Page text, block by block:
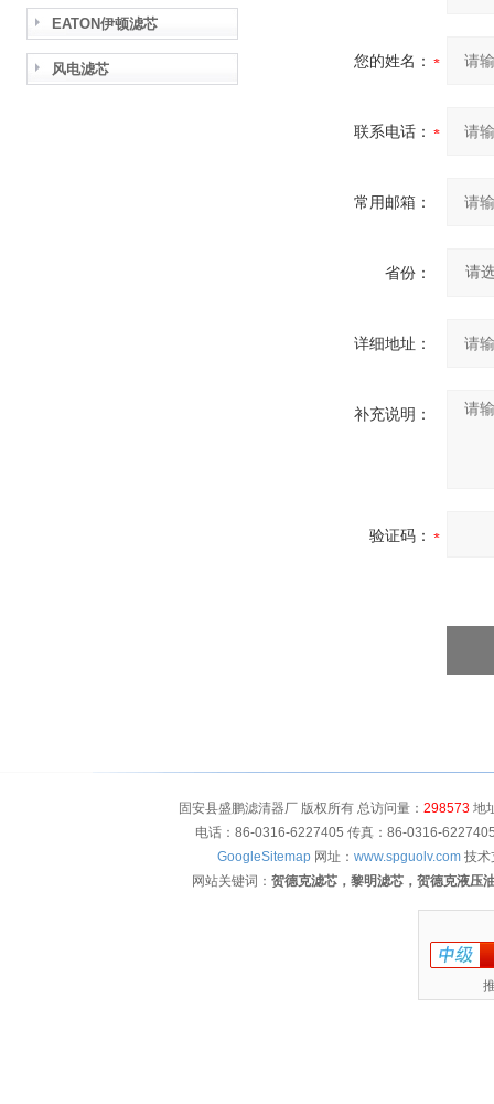
EATON伊顿滤芯
风电滤芯 您的姓名：
联系电话：
常用邮箱：
省份：
详细地址：
补充说明：
验证码：
固安县盛鹏滤清器厂 版权所有 总访问量： 298573地
电话：86-0316-6227405 传真：86-0316-
GoogleSitemap 网址： www.spguolv.com 技术
网站关键词： 贺德克滤芯，黎明滤芯，贺德克液压